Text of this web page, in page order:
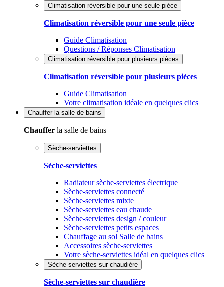
Climatisation réversible pour une seule pièce
Climatisation réversible pour une seule pièce
Guide Climatisation
Questions / Réponses Climatisation
Climatisation réversible pour plusieurs pièces
Climatisation réversible pour plusieurs pièces
Guide Climatisation
Votre climatisation idéale en quelques clics
Chauffer la salle de bains
Chauffer la salle de bains
Sèche-serviettes
Sèche-serviettes
Radiateur sèche-serviettes électrique
Sèche-serviettes connecté
Sèche-serviettes mixte
Sèche-serviettes eau chaude
Sèche-serviettes design / couleur
Sèche-serviettes petits espaces
Chauffage au sol Salle de bains
Accessoires sèche-serviettes
Votre sèche-serviettes idéal en quelques clics
Sèche-serviettes sur chaudière
Sèche-serviettes sur chaudière